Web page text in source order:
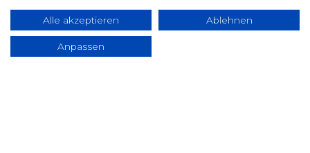
Legal infoAlle akzeptieren Ablehnen
Anpassen